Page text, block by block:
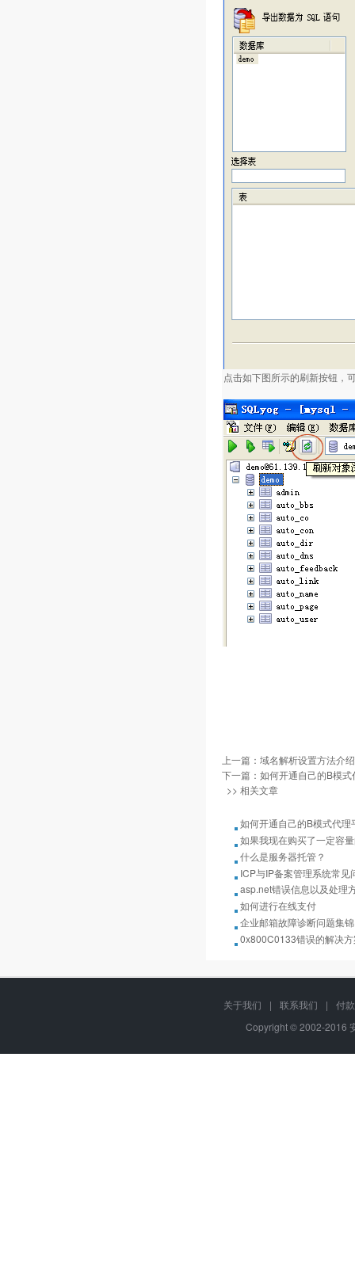
点击如下图所示的刷新按钮，
上一篇： 域名解析设置方法介绍
下一篇： 如何开通自己的B模式
>> 相关文章
如何开通自己的B模式代理
如果我现在购买了一定容
什么是服务器托管？
ICP与IP备案管理系统常见
asp.net错误信息以及处理
如何进行在线支付
企业邮箱故障诊断问题集锦
0x800C0133错误的解决
关于我们 | 联系我们 |
付
Copyright © 2002-2016